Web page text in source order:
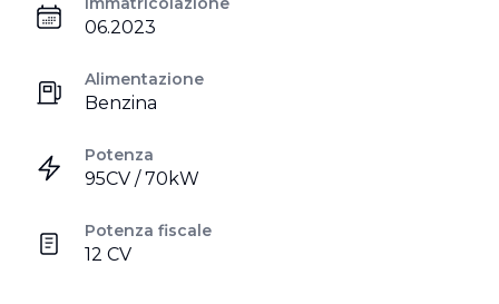
06.2023
Alimentazione
Benzina
Potenza
95CV / 70kW
Potenza fiscale
12 CV